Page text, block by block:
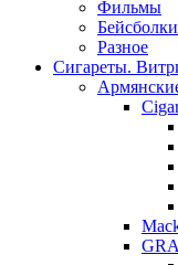
Фильмы
Разное
Сигареты.